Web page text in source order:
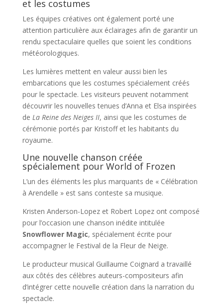
et les costumes
Les équipes créatives ont également porté une
attention particulière aux éclairages afin de garantir un
rendu spectaculaire quelles que soient les conditions
météorologiques.
Les lumières mettent en valeur aussi bien les
embarcations que les costumes spécialement créés
pour le spectacle. Les visiteurs peuvent notamment
découvrir les nouvelles tenues d’Anna et Elsa inspirées
de La Reine des Neiges II, ainsi que les costumes de
cérémonie portés par Kristoff et les habitants du
royaume.
Une nouvelle chanson créée
spécialement pour World of Frozen
L’un des éléments les plus marquants de « Célébration
à Arendelle » est sans conteste sa musique.
Kristen Anderson-Lopez et Robert Lopez ont composé
pour l’occasion une chanson inédite intitulée
Snowflower Magic, spécialement écrite pour
accompagner le Festival de la Fleur de Neige.
Le producteur musical Guillaume Coignard a travaillé
aux côtés des célèbres auteurs-compositeurs afin
d’intégrer cette nouvelle création dans la narration du
spectacle.